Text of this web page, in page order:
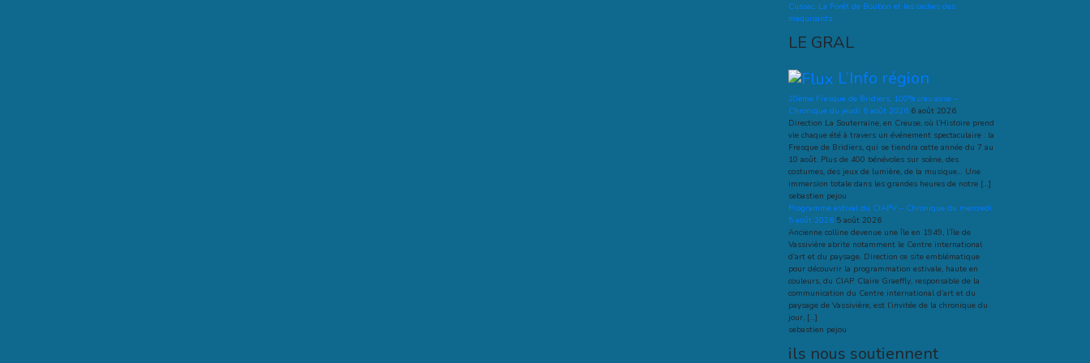
Cussac: La Forêt de Boubon et les caches des
maquisards
LE GRAL
L’Info région
20ème Fresque de Bridiers, 100% creusoise –
Chronique du jeudi 6 août 2026 6 août 2026
Direction La Souterraine, en Creuse, où l’Histoire prend
vie chaque été à travers un événement spectaculaire : la
Fresque de Bridiers, qui se tiendra cette année du 7 au
10 août. Plus de 400 bénévoles sur scène, des
costumes, des jeux de lumière, de la musique… Une
immersion totale dans les grandes heures de notre […]
sebastien pejou
Programme estival du CIAPV – Chronique du mercredi
5 août 2026 5 août 2026
Ancienne colline devenue une île en 1949, l’île de
Vassivière abrite notamment le Centre international
d’art et du paysage. Direction ce site emblématique
pour découvrir la programmation estivale, haute en
couleurs, du CIAP. Claire Graeffly, responsable de la
communication du Centre international d’art et du
paysage de Vassivière, est l’invitée de la chronique du
jour, […]
sebastien pejou
ils nous soutiennent